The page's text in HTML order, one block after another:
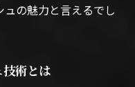
の魅力と言えるでし
術とは